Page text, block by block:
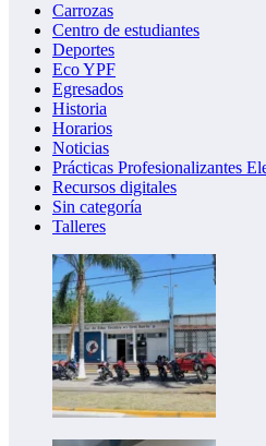
Carrozas
Centro de estudiantes
Deportes
Eco YPF
Egresados
Historia
Horarios
Noticias
Prácticas Profesionalizantes
Recursos digitales
Sin categoría
Talleres